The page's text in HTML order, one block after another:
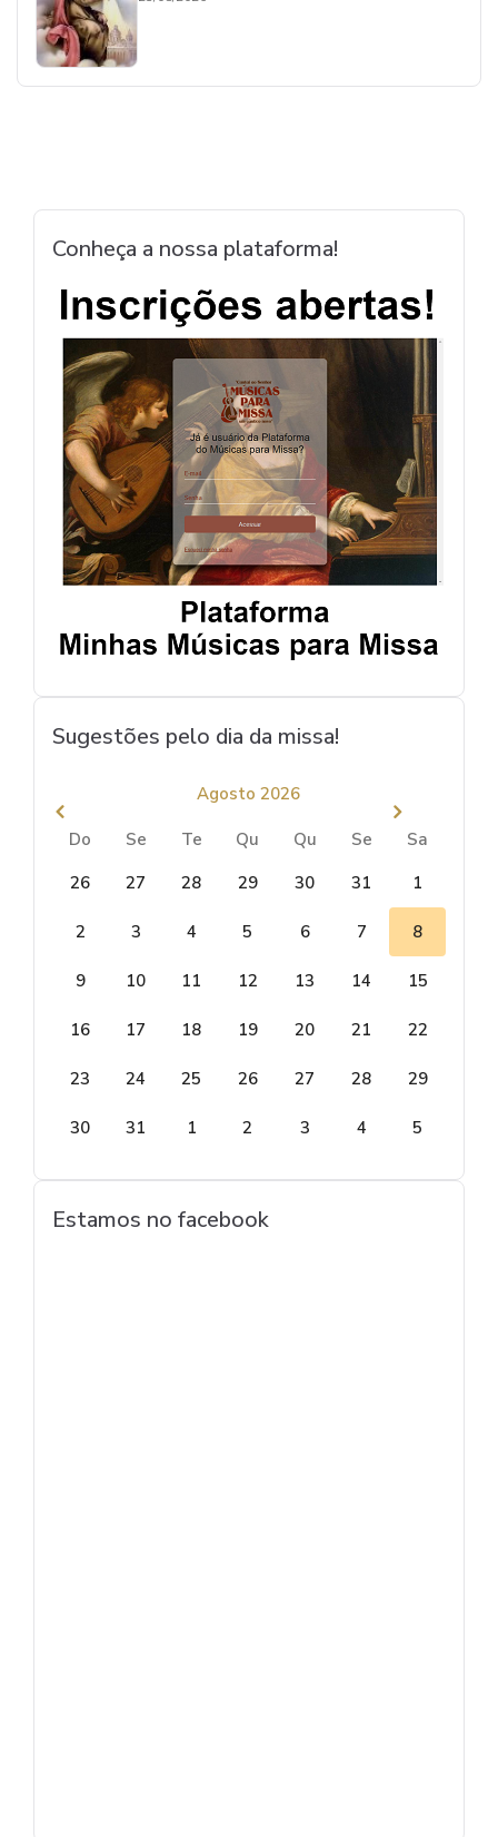
Conheça a nossa plataforma!
Sugestões pelo dia da missa!
Agosto 2026
Do Se Te Qu Qu Se
Sa
26
27 28 29 30 31 1
2 3 4 5 6 7 8
9 10 11 12 13 14 15
16 17 18 19 20 21 22
23 24 25 26 27 28 29
30 31 1 2 3 4 5
Estamos no facebook